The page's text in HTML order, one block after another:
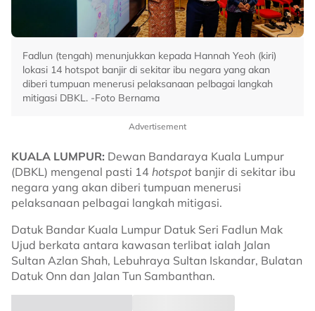
Fadlun (tengah) menunjukkan kepada Hannah Yeoh (kiri)
lokasi 14 hotspot banjir di sekitar ibu negara yang akan
diberi tumpuan menerusi pelaksanaan pelbagai langkah
mitigasi DBKL. -Foto Bernama
Advertisement
KUALA LUMPUR: Dewan Bandaraya Kuala Lumpur
(DBKL) mengenal pasti 14 hotspot banjir di sekitar ibu
negara yang akan diberi tumpuan menerusi
pelaksanaan pelbagai langkah mitigasi.
Datuk Bandar Kuala Lumpur Datuk Seri Fadlun Mak
Ujud berkata antara kawasan terlibat ialah Jalan
Sultan Azlan Shah, Lebuhraya Sultan Iskandar, Bulatan
Datuk Onn dan Jalan Tun Sambanthan.